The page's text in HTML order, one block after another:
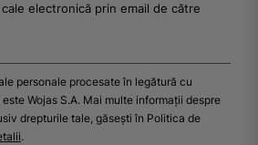
electronică prin email de către
personale procesate în legătură cu
Wojas S.A. Mai multe informații despre
drepturile tale, găsești în Politica de
.